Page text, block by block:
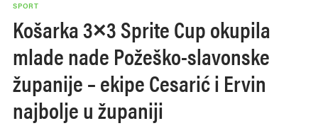
SPORT
Košarka 3×3 Sprite Cup okupila
mlade nade Požeško-slavonske
županije – ekipe Cesarić i Ervin
najbolje u županiji